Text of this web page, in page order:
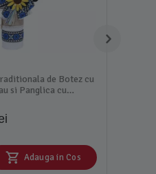
de Botez cu
si Panglica cu
Adauga in Cos